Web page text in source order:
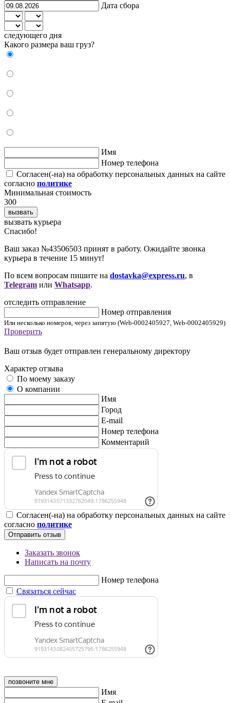
Дата сбора
следующего дня
Какого размера ваш груз?
Имя
Номер телефона
Согласен(-на) на обработку персональных данных на сайте
согласно политике
Минимальная стоимость
300
вызвать
вызвать курьера
Cпасибо!
Ваш заказ №43506503 принят в работу. Ожидайте звонка
курьера в течение 15 минут!
По всем вопросам пишите на dostavka@express.ru, в
Telegram или Whatsapp.
отследить отправление
Номер отправления
Или несколько номеров, через запятую (Web-0002405927, Web-0002405929)
Проверить
Ваш отзыв будет отправлен генеральному директору
Характер отзыва
По моему заказу
О компании
Имя
Город
E-mail
Номер телефона
Комментарий
Согласен(-на) на обработку персональных данных на сайте
согласно политике
Отправить отзыв
Заказать звонок
Написать на почту
Номер телефона
Связаться сейчас
позвоните мне
Имя